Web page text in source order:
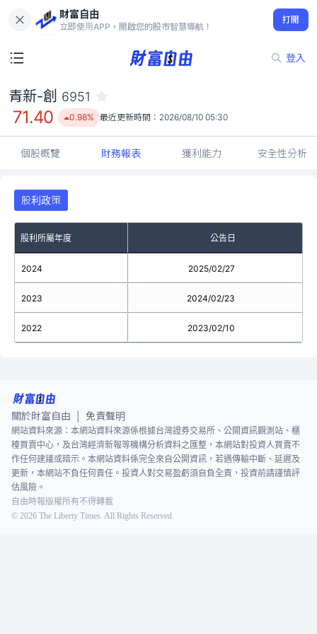
財富自由
立即使用APP，開啟您的股市智慧導航！
打開
登入
71.40
0.98%
青新-創 6951
71.40 0.98% 最近更新時間： 2026/08/10 05:30
個股概覽 財務報表 獲利能力 安全性分析
股利政策
股利所屬年度 公告日
2024
2023
2022
2025/02/27
2024/02/23
2023/02/10
關於財富自由 免責聲明
網站資料來源：本網站資料來源係根據台灣證券交易所、公開資訊觀測站、櫃
檯買賣中心，及台灣經濟新報等機構分析資料之匯整，本網站對投資人買賣不
作任何建議或暗示。本網站資料係完全來自公開資訊，若遇傳輸中斷、延遲及
更新，本網站不負任何責任。投資人對交易盈虧須自負全責，投資前請謹慎評
估風險。
自由時報版權所有不得轉載
© 2026 The Liberty Times. All Rights Reserved.